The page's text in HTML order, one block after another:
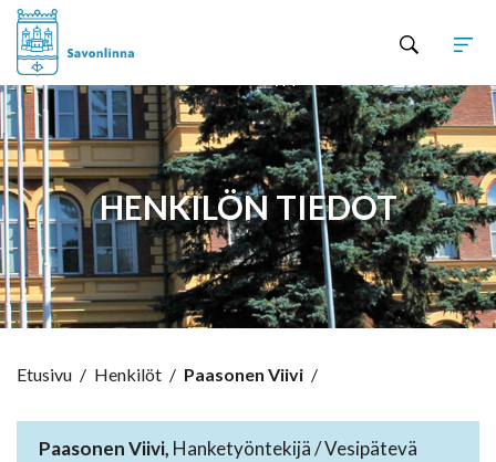
HENKILÖN TIEDOT
Etusivu / Henkilöt / Paasonen Viivi /
Paasonen Viivi, Hanketyöntekijä / Vesipätevä